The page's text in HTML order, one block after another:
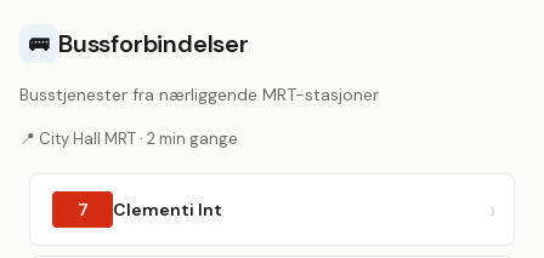
🚌 Bussforbindelser
Busstjenester fra nærliggende MRT-stasjoner
📍 City Hall MRT · 2 min gange
7 Clementi Int